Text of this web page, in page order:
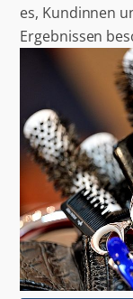
es, Kundinnen
Ergebnissen